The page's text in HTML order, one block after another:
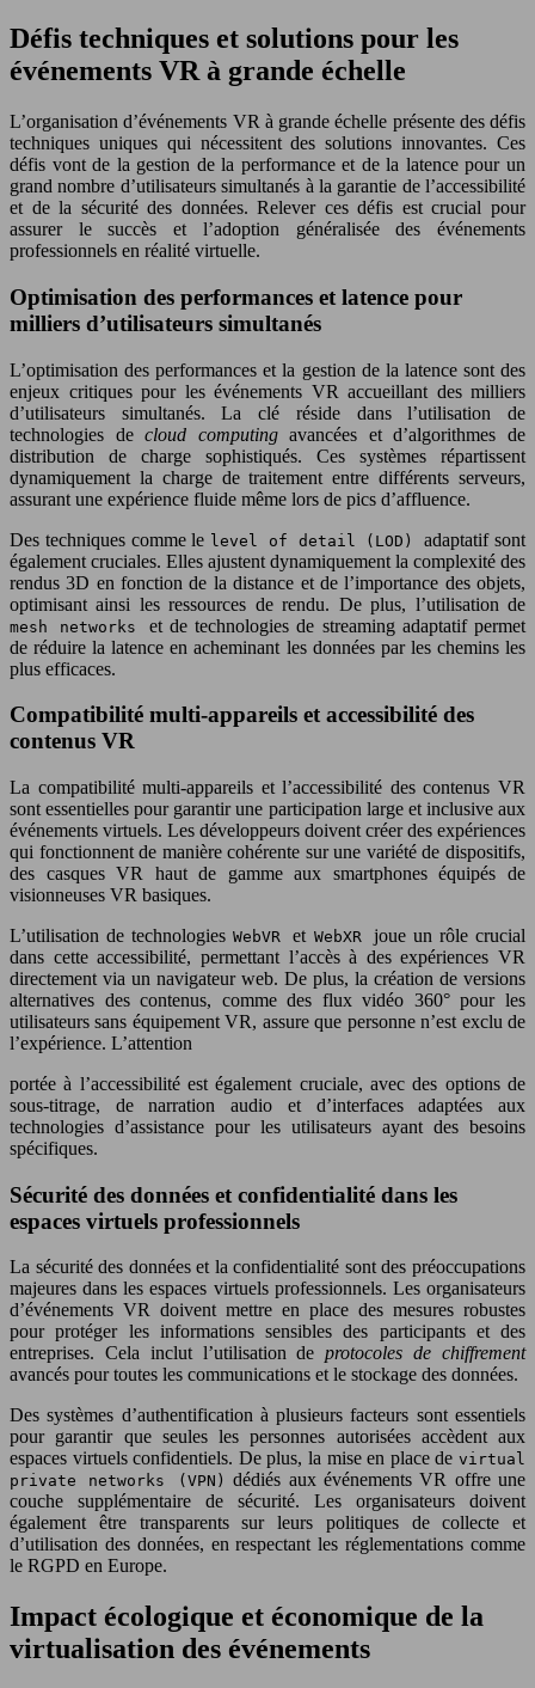
Défis techniques et solutions pour les
événements VR à grande échelle
L’organisation d’événements VR à grande échelle présente des défis
techniques uniques qui nécessitent des solutions innovantes. Ces
défis vont de la gestion de la performance et de la latence pour un
grand nombre d’utilisateurs simultanés à la garantie de l’accessibilité
et de la sécurité des données. Relever ces défis est crucial pour
assurer le succès et l’adoption généralisée des événements
professionnels en réalité virtuelle.
Optimisation des performances et latence pour
milliers d’utilisateurs simultanés
L’optimisation des performances et la gestion de la latence sont des
enjeux critiques pour les événements VR accueillant des milliers
d’utilisateurs simultanés. La clé réside dans l’utilisation de
technologies decloud computingavancées et d’algorithmes de
distribution de charge sophistiqués. Ces systèmes répartissent
dynamiquement la charge de traitement entre différents serveurs,
assurant une expérience fluide même lors de pics d’affluence.
Des techniques comme le level of detail (LOD)adaptatif sont
également cruciales. Elles ajustent dynamiquement la complexité des
rendus 3D en fonction de la distance et de l’importance des objets,
optimisant ainsi les ressources de rendu. De plus, l’utilisation de
mesh networks et de technologies de streaming adaptatif permet
de réduire la latence en acheminant les données par les chemins les
plus efficaces.
Compatibilité multi-appareils et accessibilité des
contenus VR
La compatibilité multi-appareils et l’accessibilité des contenus VR
sont essentielles pour garantir une participation large et inclusive aux
événements virtuels. Les développeurs doivent créer des expériences
qui fonctionnent de manière cohérente sur une variété de dispositifs,
des casques VR haut de gamme aux smartphones équipés de
visionneuses VR basiques.
L’utilisation de technologiesWebVRet WebXR joue un rôle crucial
dans cette accessibilité, permettant l’accès à des expériences VR
directement via un navigateur web. De plus, la création de versions
alternatives des contenus, comme des flux vidéo 360° pour les
utilisateurs sans équipement VR, assure que personne n’est exclu de
l’expérience. L’attention
portée à l’accessibilité est également cruciale, avec des options de
sous-titrage, de narration audio et d’interfaces adaptées aux
technologies d’assistance pour les utilisateurs ayant des besoins
spécifiques.
Sécurité des données et confidentialité dans les
espaces virtuels professionnels
La sécurité des données et la confidentialité sont des préoccupations
majeures dans les espaces virtuels professionnels. Les organisateurs
d’événements VR doivent mettre en place des mesures robustes
pour protéger les informations sensibles des participants et des
entreprises. Cela inclut l’utilisation deprotocoles de chiffrement
avancés pour toutes les communications et le stockage des données.
Des systèmes d’authentification à plusieurs facteurs sont essentiels
pour garantir que seules les personnes autorisées accèdent aux
espaces virtuels confidentiels. De plus, la mise en place de virtual
private networks (VPN) dédiés aux événements VR offre une
couche supplémentaire de sécurité. Les organisateurs doivent
également être transparents sur leurs politiques de collecte et
d’utilisation des données, en respectant les réglementations comme
le RGPD en Europe.
Impact écologique et économique de la
virtualisation des événements